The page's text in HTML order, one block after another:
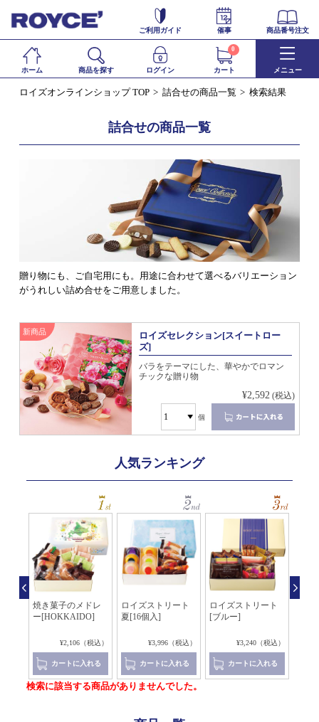
ご利用ガイド 催事 商品番号注文
ホーム 商品を探す ログイン カート
0
メニュー
ロイズオンラインショップ TOP 詰合せの商品一覧 検索結果
詰合せの商品一覧
贈り物にも、ご自宅用にも。用途に合わせて選べるバリエーション
がうれしい詰め合せをご用意しました。
新商品
ロイズセレクション[スイートロー
ズ]
バラをテーマにした、華やかでロマン
チックな贈り物
¥2,592 (税込)
個
人気ランキング
焼き菓子のメドレ
ー[HOKKAIDO]
¥2,106（税込）
カートに入れる
ロイズストリート
夏[16個入]
¥3,996（税込）
カートに入れる
ロイズストリート
[ブルー]
¥3,240（税込）
カートに入れる
検索に該当する商品がありませんでした。